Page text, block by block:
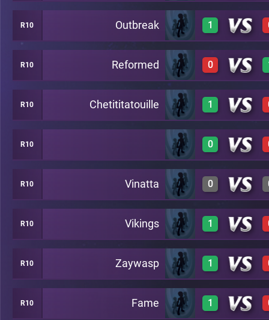
3 A14
R10 Outbreak 1
3 A14
R10 Reformed 0
0 A14
R10 Chetititatouille 1
3 A14
R10 0
2 A14
R10 Vinatta 0
2 A14
R10 Vikings 1
2 A14
R10 Zaywasp 1
3 A14
R10 Fame 1